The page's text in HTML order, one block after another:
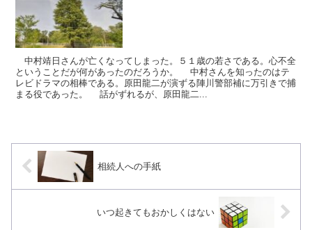
中村靖日さんが亡くなってしまった。５１歳の若さである。心不全
ということだが何があったのだろうか。 中村さんを知ったのはテ
レビドラマの相棒である。原田龍二が演ずる陣川警部補に万引きで捕
まる役であった。 話がずれるが、原田龍二...
相続人への手紙
いつ起きてもおかしくはない